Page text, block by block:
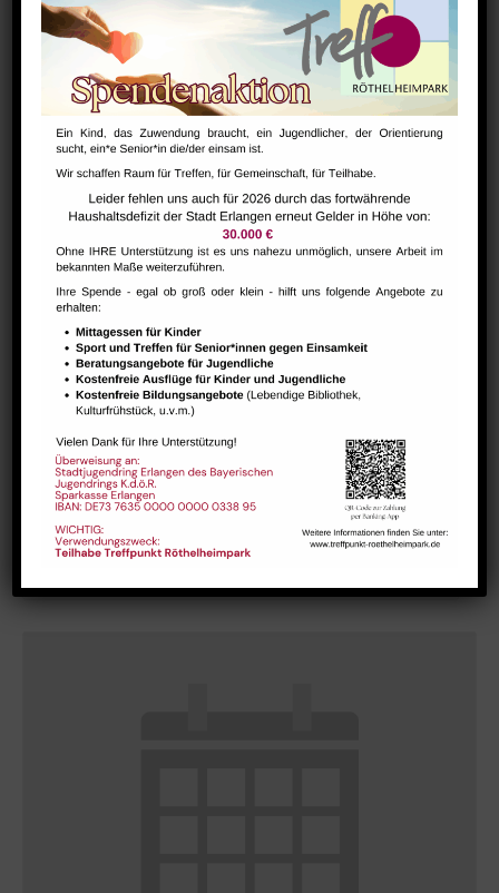
Morgentreff für Menschen ab 60 Jahren
August 10 @ 9:30 - 11:30
GESTALT – Bewegung für Körper, Geist und Seele älterer
Menschen